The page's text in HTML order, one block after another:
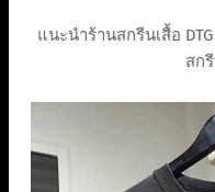
แนะนำร้านสกรีนเสื้อ
สก